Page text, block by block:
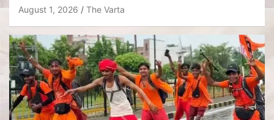
August 1, 2026 The Varta